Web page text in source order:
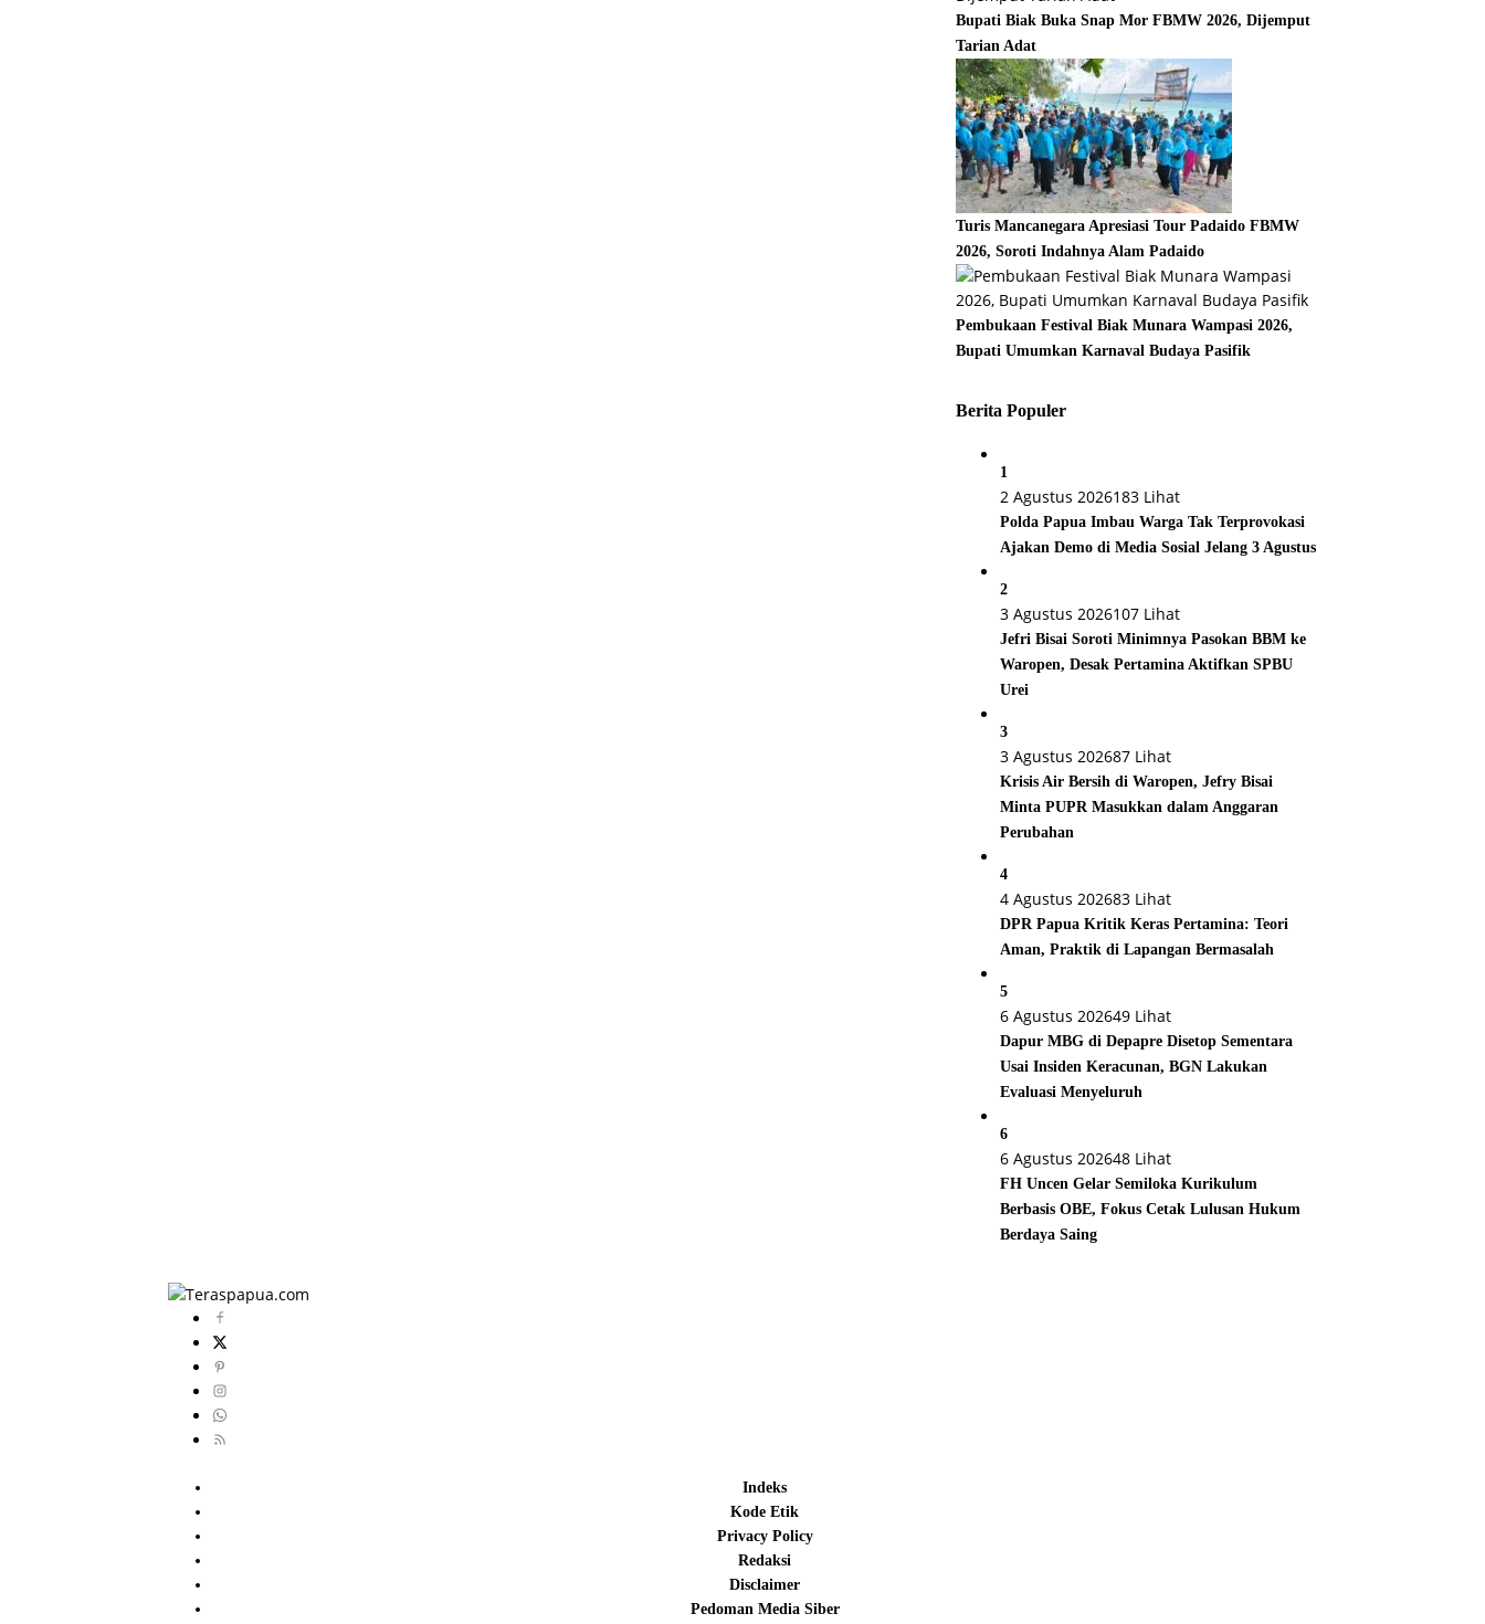
Bupati Biak Buka Snap Mor FBMW 2026, Dijemput
Tarian Adat
Turis Mancanegara Apresiasi Tour Padaido FBMW
2026, Soroti Indahnya Alam Padaido
Pembukaan Festival Biak Munara Wampasi 2026,
Bupati Umumkan Karnaval Budaya Pasifik
Berita Populer
1
2 Agustus 2026183 Lihat
Polda Papua Imbau Warga Tak Terprovokasi
Ajakan Demo di Media Sosial Jelang 3 Agustus
2
3 Agustus 2026107 Lihat
Jefri Bisai Soroti Minimnya Pasokan BBM ke
Waropen, Desak Pertamina Aktifkan SPBU
Urei
3
3 Agustus 202687 Lihat
Krisis Air Bersih di Waropen, Jefry Bisai
Minta PUPR Masukkan dalam Anggaran
Perubahan
4
4 Agustus 202683 Lihat
DPR Papua Kritik Keras Pertamina: Teori
Aman, Praktik di Lapangan Bermasalah
5
6 Agustus 202649 Lihat
Dapur MBG di Depapre Disetop Sementara
Usai Insiden Keracunan, BGN Lakukan
Evaluasi Menyeluruh
6
6 Agustus 202648 Lihat
FH Uncen Gelar Semiloka Kurikulum
Berbasis OBE, Fokus Cetak Lulusan Hukum
Berdaya Saing
Indeks
Kode Etik
Privacy Policy
Redaksi
Disclaimer
Pedoman Media Siber